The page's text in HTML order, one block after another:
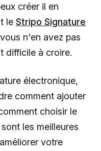
créer il en
le Stripo Signature
n'en avez pas
difficile à croire.
électronique,
comment ajouter
choisir le
les meilleures
votre